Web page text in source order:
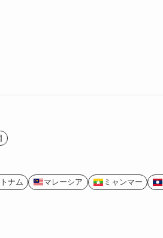
ナム マレーシア ミャンマー